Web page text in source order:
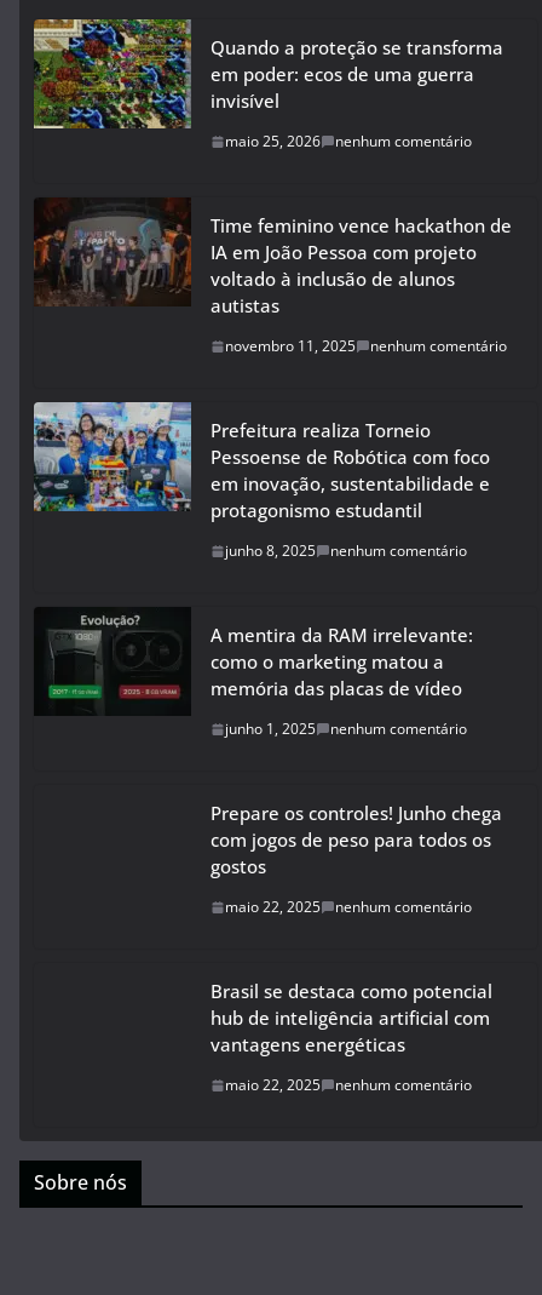
Quando a proteção se transforma
em poder: ecos de uma guerra
invisível
maio 25, 2026 nenhum comentário
Time feminino vence hackathon de
IA em João Pessoa com projeto
voltado à inclusão de alunos
autistas
novembro 11, 2025 nenhum comentário
Prefeitura realiza Torneio
Pessoense de Robótica com foco
em inovação, sustentabilidade e
protagonismo estudantil
junho 8, 2025 nenhum comentário
A mentira da RAM irrelevante:
como o marketing matou a
memória das placas de vídeo
junho 1, 2025 nenhum comentário
Prepare os controles! Junho chega
com jogos de peso para todos os
gostos
maio 22, 2025 nenhum comentário
Brasil se destaca como potencial
hub de inteligência artificial com
vantagens energéticas
maio 22, 2025 nenhum comentário
Sobre nós